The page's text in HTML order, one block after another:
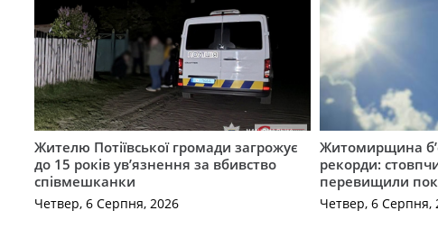
Жителю Потіївської громади загрожує
до 15 років ув’язнення за вбивство
співмешканки
Четвер, 6 Серпня, 2026
Житомирщина
рекорди:
перевищили
Четвер, 6 Серпня,